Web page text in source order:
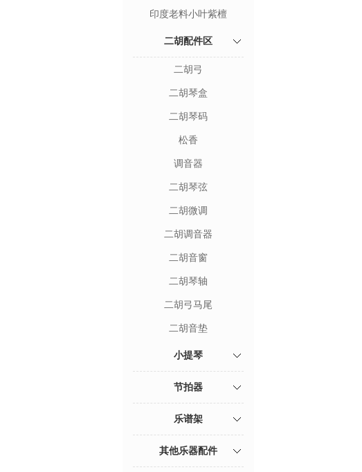
印度老料小叶紫檀
二胡配件区
二胡弓
二胡琴盒
二胡琴码
松香
调音器
二胡琴弦
二胡微调
二胡调音器
二胡音窗
二胡琴轴
二胡弓马尾
二胡音垫
小提琴
节拍器
乐谱架
其他乐器配件